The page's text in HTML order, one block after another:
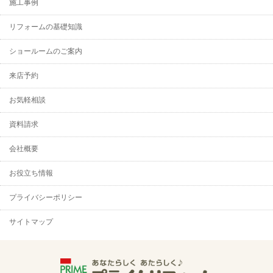
施工事例
リフォームの基礎知識
ショールームのご案内
来店予約
お気軽相談
資料請求
会社概要
お役立ち情報
プライバシーポリシー
サイトマップ